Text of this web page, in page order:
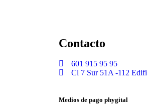
Contacto
601 915 95 95
Cl 7 Sur 51A -112
Medios de pago phygital